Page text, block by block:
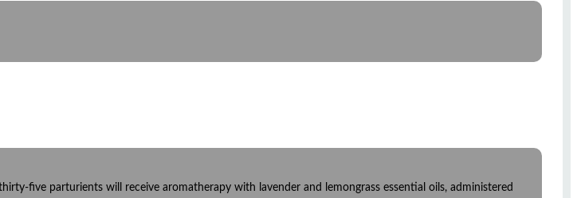
five parturients will receive aromatherapy with lavender and lemongrass essential oils, administered